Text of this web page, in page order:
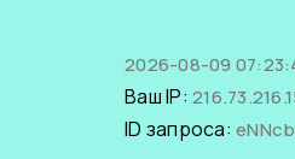
2026-08-09
Ваш IP:
ID запроса: